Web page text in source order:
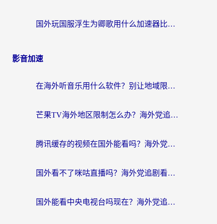
国外玩国服浮生为卿歌用什么加速器比较好？海外党亲测不踩坑指南
影音加速
在海外听音乐用什么软件？别让地域限制断了你的华语歌单
芒果TV海外地区限制怎么办？海外党追剧看片的实用加速器选择指南
腾讯缓存的视频在国外能看吗？海外党追剧看片的终极解决方案
国外看不了咪咕直播吗？海外党追剧看片的加速器选择指南
国外能看中央电视台吗现在？海外党追剧看央视的实用指南